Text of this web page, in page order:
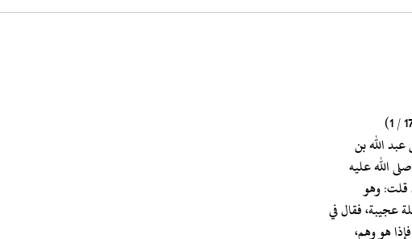
الله عليه
قلت: وهو
عجيبة، فقال في